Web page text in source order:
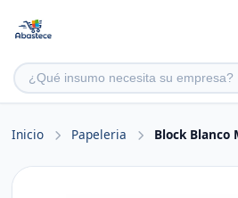
Inicio Papeleria Block Blanco